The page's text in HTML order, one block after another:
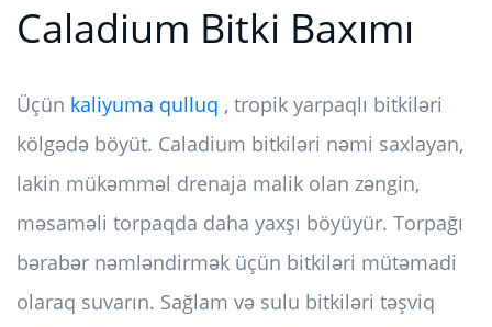
Caladium Bitki Baxımı
Üçün kaliyuma qulluq , tropik yarpaqlı bitkiləri
kölgədə böyüt. Caladium bitkiləri nəmi saxlayan,
lakin mükəmməl drenaja malik olan zəngin,
məsaməli torpaqda daha yaxşı böyüyür. Torpağı
bərabər nəmləndirmək üçün bitkiləri mütəmadi
olaraq suvarın. Sağlam və sulu bitkiləri təşviq